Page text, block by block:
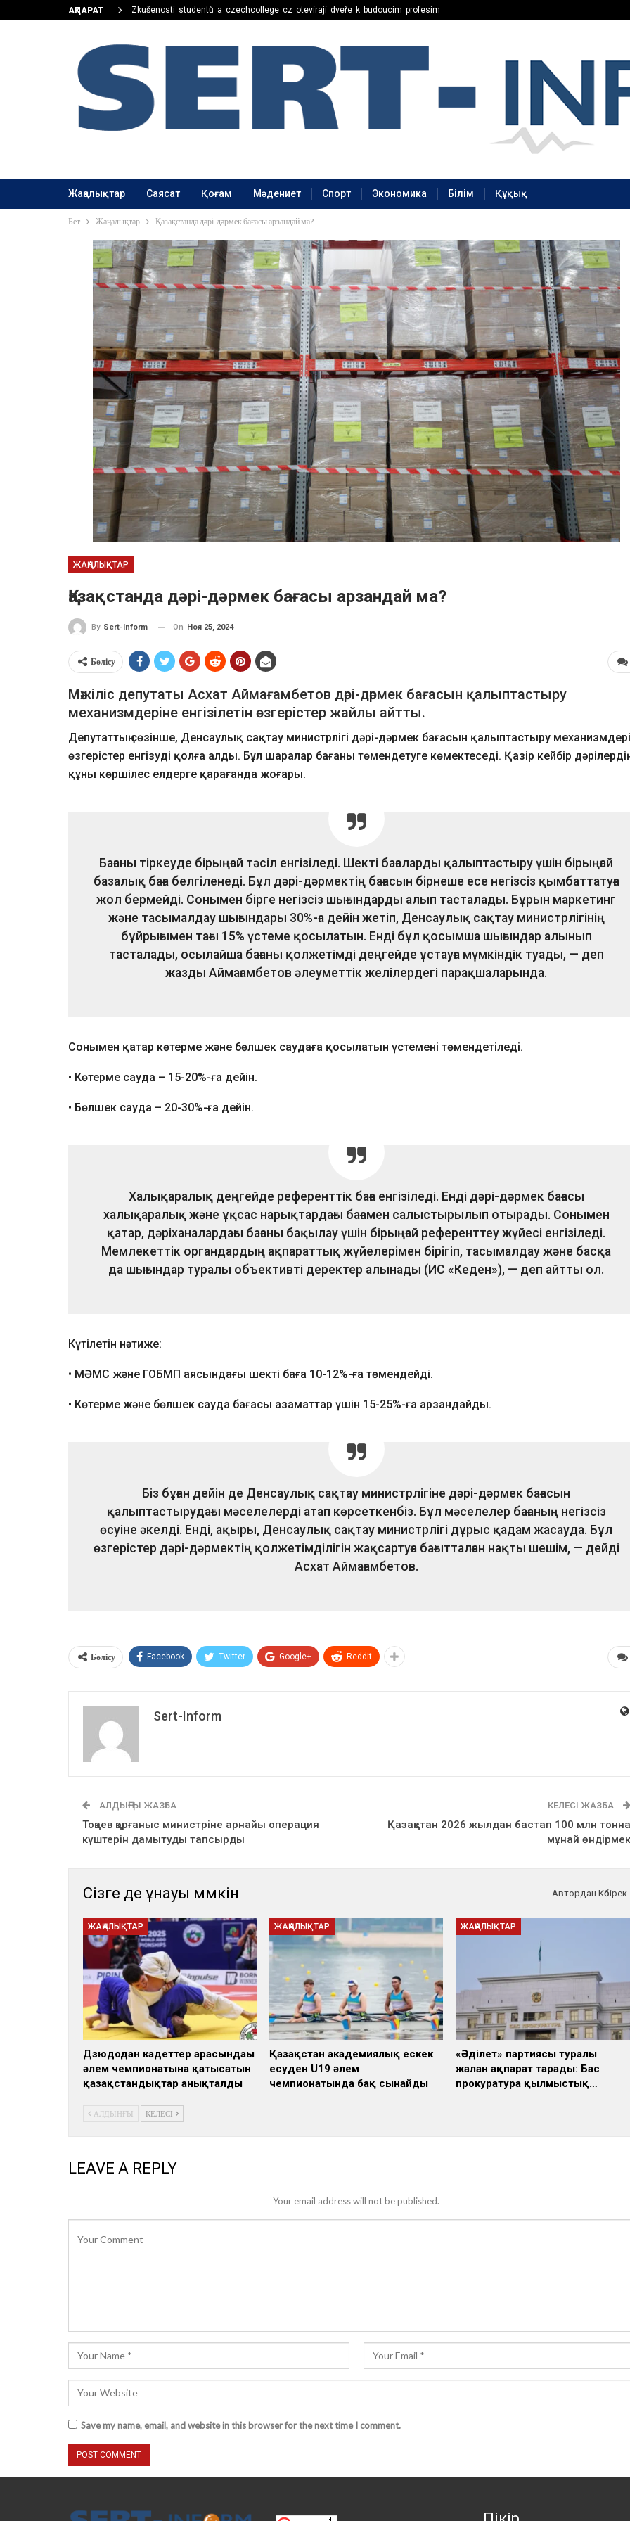
АҚПАРАТ Zkušenosti_studentů_a_czechcollege_cz_otevírají_dveře_k_budoucím_profesím
Жаңалықтар Саясат Қоғам Мәдениет Спорт Экономика Білім Құқық
Бет Жаңалықтар Қазақстанда дәрі-дәрмек бағасы арзандай ма?
ЖАҢАЛЫҚТАР
Қазақстанда дәрі-дәрмек бағасы арзандай ма?
By Sert-Inform On Ноя 25, 2024
Бөлісу
Мәжіліс депутаты Асхат Аймағамбетов дәрі-дәрмек бағасын қалыптастыру
механизмдеріне енгізілетін өзгерістер жайлы айтты.
Депутаттың сөзінше, Денсаулық сақтау министрлігі дәрі-дәрмек бағасын қалыптастыру
өзгерістер енгізуді қолға алды. Бұл шаралар бағаны төмендетуге көмектеседі. Қазір кейбір дәрілердің
құны көршілес елдерге қарағанда жоғары.
Бағаны тіркеуде бірыңғай тәсіл енгізіледі. Шекті бағаларды қалыптастыру үшін бірыңғай
базалық баға белгіленеді. Бұл дәрі-дәрмектің бағасын бірнеше есе негізсіз қымбаттатуға
жол бермейді. Сонымен бірге негізсіз шығындарды алып тасталады. Бұрын маркетинг
және тасымалдау шығындары 30%-ға дейін жетіп, Денсаулық сақтау министрлігінің
бұйрығымен тағы 15% үстеме қосылатын. Енді бұл қосымша шығындар алынып
тасталады, осылайша бағаны қолжетімді деңгейде ұстауға мүмкіндік туады, — деп
жазды Аймағамбетов әлеуметтік желілердегі парақшаларында.
Сонымен қатар көтерме және бөлшек саудаға қосылатын үстемені төмендетіледі.
• Көтерме сауда – 15-20%-ға дейін.
• Бөлшек сауда – 20-30%-ға дейін.
Халықаралық деңгейде референттік баға енгізіледі. Енді дәрі-дәрмек бағасы
халықаралық және ұқсас нарықтардағы бағамен салыстырылып отырады. Сонымен
қатар, дәріханалардағы бағаны бақылау үшін бірыңғай референттеу жүйесі енгізіледі.
Мемлекеттік органдардың ақпараттық жүйелерімен бірігіп, тасымалдау және басқа
да шығындар туралы объективті деректер алынады (ИС «Кеден»), — деп айтты ол.
Күтілетін нәтиже:
• МӘМС және ГОБМП аясындағы шекті баға 10-12%-ға төмендейді.
• Көтерме және бөлшек сауда бағасы азаматтар үшін 15-25%-ға арзандайды.
Біз бұған дейін де Денсаулық сақтау министрлігіне дәрі-дәрмек бағасын
қалыптастырудағы мәселелерді атап көрсеткенбіз. Бұл мәселелер бағаның негізсіз
өсуіне әкелді. Енді, ақыры, Денсаулық сақтау министрлігі дұрыс қадам жасауда. Бұл
өзгерістер дәрі-дәрмектің қолжетімділігін жақсартуға бағытталған нақты шешім, — дейді
Асхат Аймағамбетов.
Бөлісу Facebook Twitter Google+ ReddIt
Sert-Inform
АЛДЫҢҒЫ ЖАЗБА
Тоқаев қорғаныс министріне арнайы операция
күштерін дамытуды тапсырды
КЕЛЕСІ ЖАЗБА
Қазақстан 2026 жылдан бастап 100 млн тонна
мұнай өндірмек
Сізге де ұнауы мүмкін Автордан Көбірек
ЖАҢАЛЫҚТАР
Дзюдодан кадеттер арасындағы
әлем чемпионатына қатысатын
қазақстандықтар анықталды
ЖАҢАЛЫҚТАР
Қазақстан академиялық ескек
есуден U19 әлем
чемпионатында бақ сынайды
ЖАҢАЛЫҚТАР
«Әділет» партиясы туралы
жалған ақпарат тарады: Бас
прокуратура қылмыстық…
АЛДЫҢҒЫ КЕЛЕСІ
LEAVE A REPLY
Your email address will not be published.
Save my name, email, and website in this browser for the next time I comment.